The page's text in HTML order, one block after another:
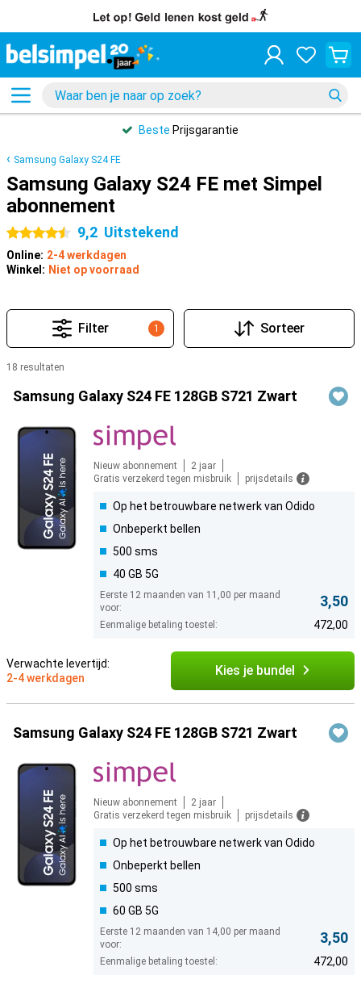
Beste Prijsgarantie
Samsung Galaxy S24 FE
Samsung Galaxy S24 FE met Simpel
abonnement
4.5 sterren 9,2 Uitstekend
Online: 2-4 werkdagen
Winkel: Niet op voorraad
1
Filter Sorteer
18 resultaten
Samsung Galaxy S24 FE 128GB S721 Zwart
Nieuw abonnement
2 jaar
Gratis verzekerd tegen misbruik
prijsdetails
Op het betrouwbare netwerk van Odido
Onbeperkt bellen
500 sms
40 GB 5G
Eerste 12 maanden van 11,00 per maand
voor:
3,50
Eenmalige betaling toestel: 472,00
Verwachte levertijd:
2-4 werkdagen
Kies je bundel
Samsung Galaxy S24 FE 128GB S721 Zwart
Nieuw abonnement
2 jaar
Gratis verzekerd tegen misbruik
prijsdetails
Op het betrouwbare netwerk van Odido
Onbeperkt bellen
500 sms
60 GB 5G
Eerste 12 maanden van 14,00 per maand
voor:
3,50
Eenmalige betaling toestel: 472,00